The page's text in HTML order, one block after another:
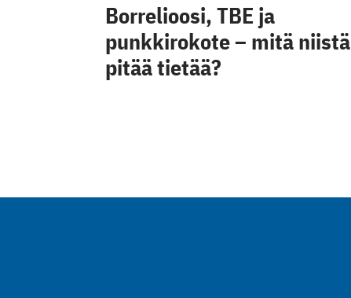
Borrelioosi, TBE ja
punkkirokote – mitä niistä
pitää tietää?